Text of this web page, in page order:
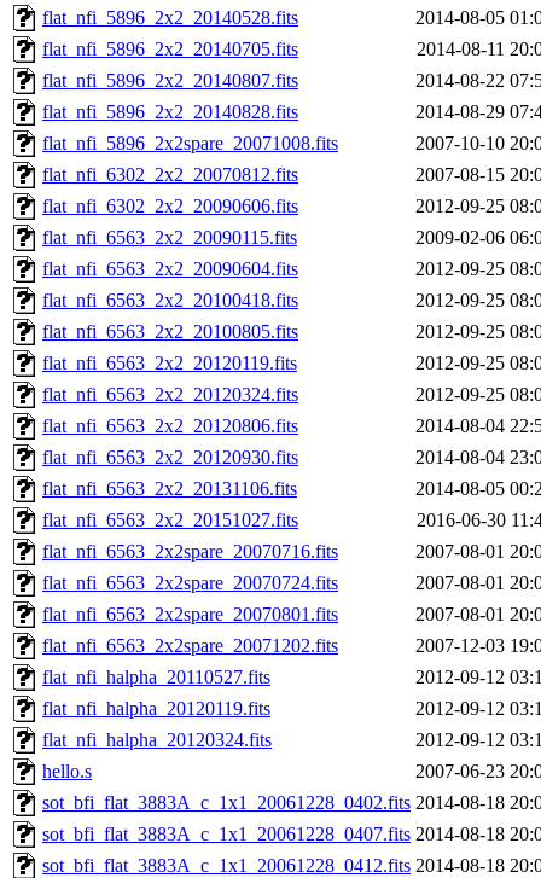
flat_nfi_5896_2x2_20140528.fits
2014-08-05
flat_nfi_5896_2x2_20140705.fits
2014-08-11
flat_nfi_5896_2x2_20140807.fits
2014-08-22
flat_nfi_5896_2x2_20140828.fits
2014-08-29
flat_nfi_5896_2x2spare_20071008.fits
2007-10-10
flat_nfi_6302_2x2_20070812.fits
2007-08-15
flat_nfi_6302_2x2_20090606.fits
2012-09-25
flat_nfi_6563_2x2_20090115.fits
2009-02-06
flat_nfi_6563_2x2_20090604.fits
2012-09-25
flat_nfi_6563_2x2_20100418.fits
2012-09-25
flat_nfi_6563_2x2_20100805.fits
2012-09-25
flat_nfi_6563_2x2_20120119.fits
2012-09-25
flat_nfi_6563_2x2_20120324.fits
2012-09-25
flat_nfi_6563_2x2_20120806.fits
2014-08-04
flat_nfi_6563_2x2_20120930.fits
2014-08-04
flat_nfi_6563_2x2_20131106.fits
2014-08-05
flat_nfi_6563_2x2_20151027.fits
2016-06-30
flat_nfi_6563_2x2spare_20070716.fits
2007-08-01
flat_nfi_6563_2x2spare_20070724.fits
2007-08-01
flat_nfi_6563_2x2spare_20070801.fits
2007-08-01
flat_nfi_6563_2x2spare_20071202.fits
2007-12-03
flat_nfi_halpha_20110527.fits
2012-09-12
flat_nfi_halpha_20120119.fits
2012-09-12
flat_nfi_halpha_20120324.fits
2012-09-12
hello.s
2007-06-23
sot_bfi_flat_3883A_c_1x1_20061228_0402.fits 2014-08-18
sot_bfi_flat_3883A_c_1x1_20061228_0407.fits 2014-08-18
sot_bfi_flat_3883A_c_1x1_20061228_0412.fits 2014-08-18